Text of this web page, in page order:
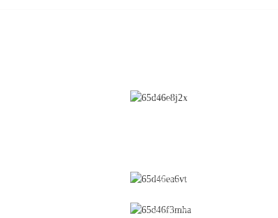
N° 28, rue Chunfeng, zone de
0086-795-2196639
sales@wonsen.cn